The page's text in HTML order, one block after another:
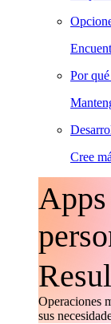
Por
Cree
Apps
Operaciones
sus